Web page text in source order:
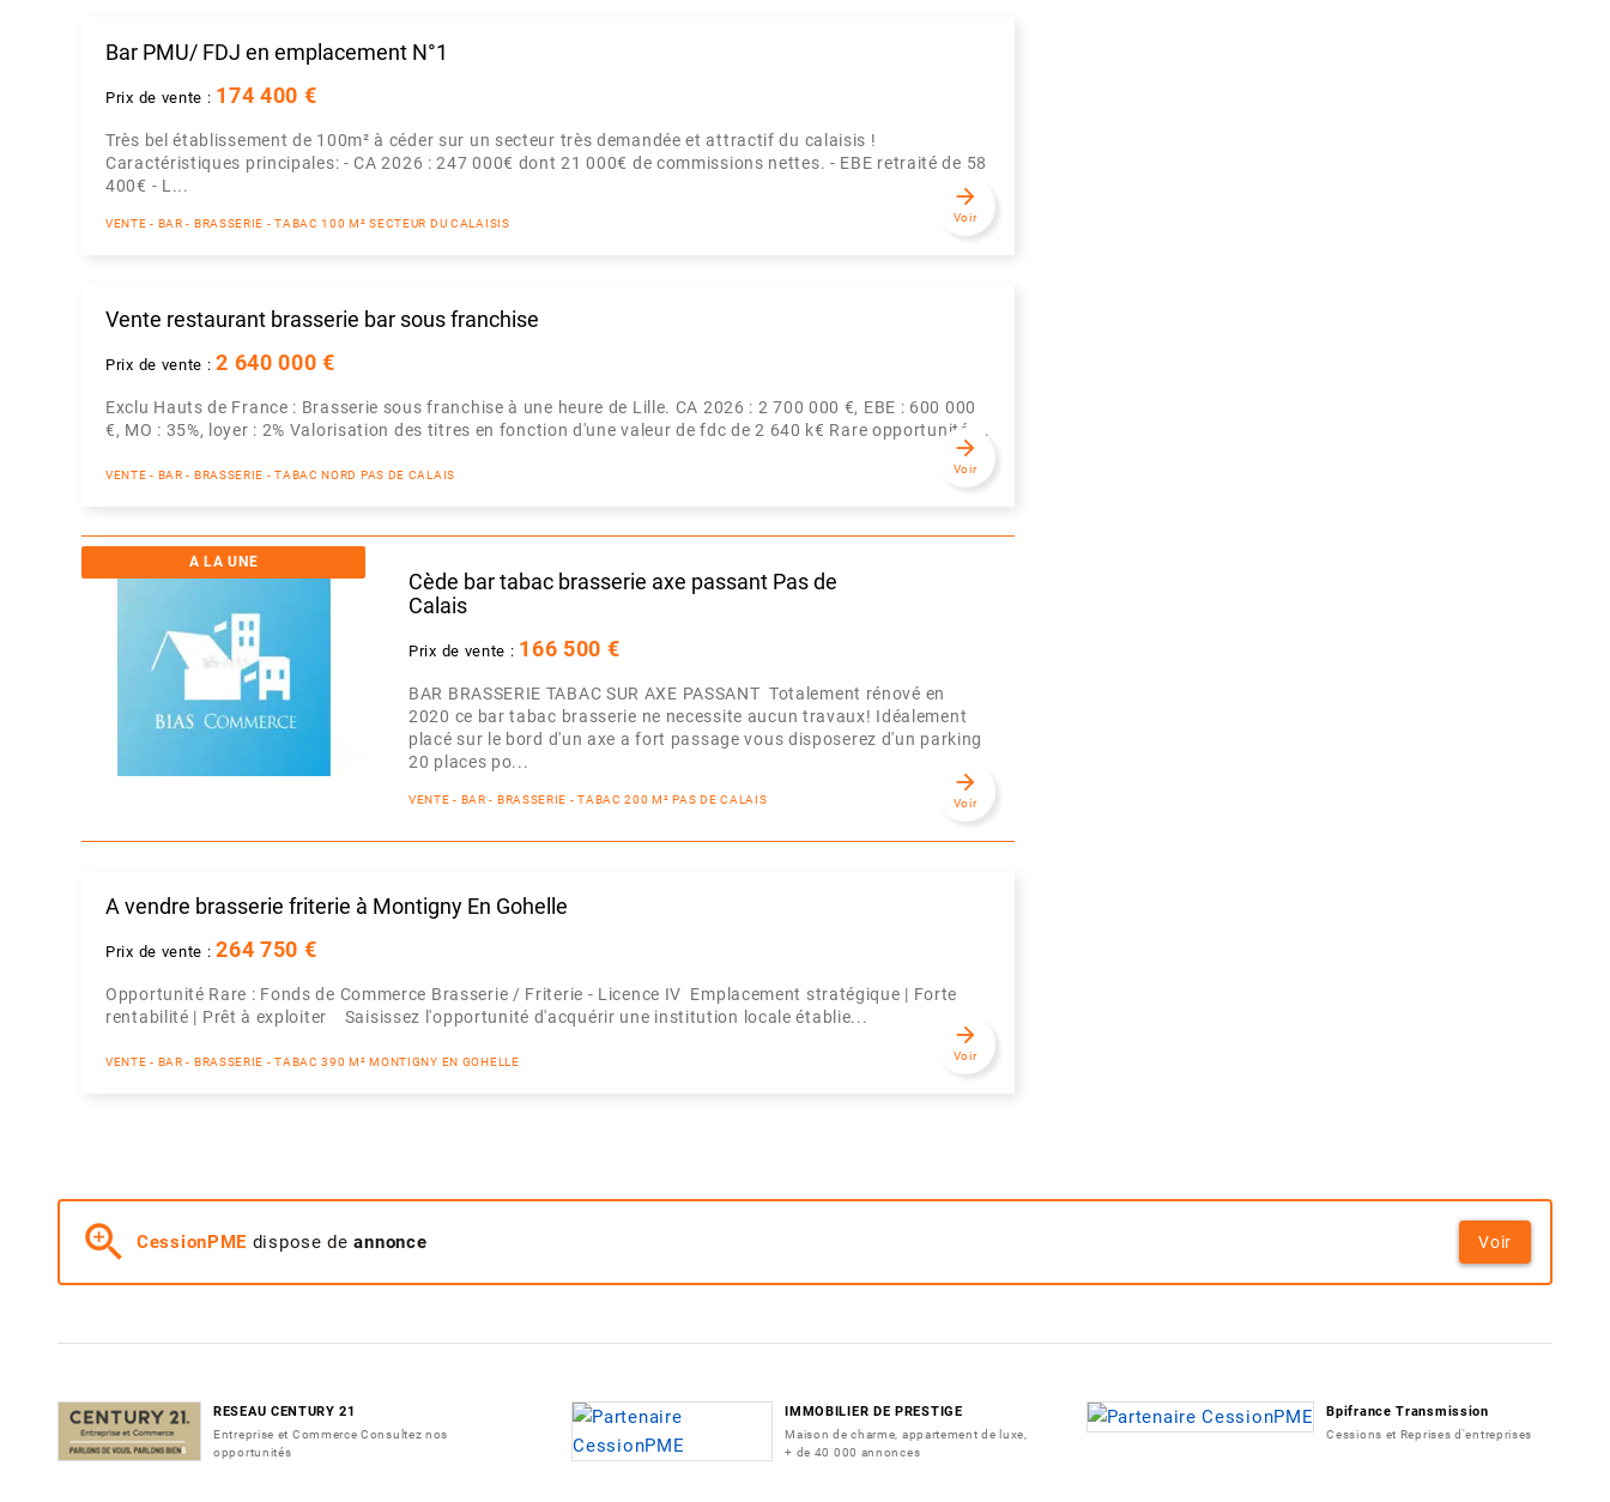
Bar PMU/ FDJ en emplacement N°1
Prix de vente : 174 400 €
Très bel établissement de 100m² à céder sur un secteur très demandée et attractif du calaisis !
Caractéristiques principales: - CA 2026 : 247 000€ dont 21 000€ de commissions nettes. - EBE retraité de 58
400€ - L...
VENTE - BAR - BRASSERIE - TABAC 100 M² SECTEUR DU CALAISIS
arrow_forward
Voir
Vente restaurant brasserie bar sous franchise
Prix de vente :2 640 000 €
Exclu Hauts de France : Brasserie sous franchise à une heure de Lille. CA 2026 : 2 700 000 €, EBE : 600 000
€, MO : 35%, loyer : 2% Valorisation des titres en fonction d'une valeur de fdc de 2 640 k€ Rare opportunité ...
VENTE - BAR - BRASSERIE - TABAC NORD PAS DE CALAIS
arrow_forward
Voir
A LA UNE
Cède bar tabac brasserie axe passant Pas de
Calais
Prix de vente : 166 500 €
BAR BRASSERIE TABAC SUR AXE PASSANT Totalement rénové en
2020 ce bar tabac brasserie ne necessite aucun travaux! Idéalement
placé sur le bord d'un axe a fort passage vous disposerez d'un parking
20 places po...
VENTE - BAR - BRASSERIE - TABAC 200 M² PAS DE CALAIS
arrow_forward
Voir
A vendre brasserie friterie à Montigny En Gohelle
Prix de vente :264 750 €
Opportunité Rare : Fonds de Commerce Brasserie / Friterie - Licence IV Emplacement stratégique | Forte
rentabilité | Prêt à exploiter Saisissez l'opportunité d'acquérir une institution locale établie...
VENTE - BAR - BRASSERIE - TABAC 390 M² MONTIGNY EN GOHELLE
arrow_forward
Voir
zoom_in CessionPME dispose deannonce Voir
RESEAU CENTURY 21
Entreprise et Commerce Consultez nos
opportunités
IMMOBILIER DE PRESTIGE
Maison de charme, appartement de luxe,
+ de 40 000 annonces
Bpifrance Transmission
Cessions et Reprises d'entreprises